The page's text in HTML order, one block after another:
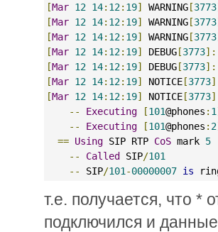
[Mar 12 14: 12: 19] WARNING[3773
[Mar 12 14: 12: 19] WARNING[3773
[Mar 12 14: 12: 19] WARNING[3773
[Mar 12 14: 12: 19] DEBUG[3773]:
[Mar 12 14: 12: 19] DEBUG[3773]:
[Mar 12 14: 12: 19] NOTICE[3773
[Mar 12 14: 12: 19] NOTICE[3773
--
Executing [101@phones : 1
--
Executing [101@phones : 2
== Using SIP RTP CoS mark 5
--
Called SIP/101
--
SIP/101 -00000007 is
т.е. получается, что *
подключился и